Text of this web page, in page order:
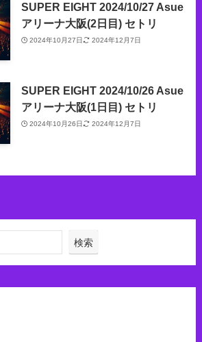
SUPER EIGHT 2024/10/27 Asue
アリーナ大阪(2日目) セトリ
2024年10月27日 2024年12月7日
SUPER EIGHT 2024/10/26 Asue
アリーナ大阪(1日目) セトリ
2024年10月26日 2024年12月7日
検索